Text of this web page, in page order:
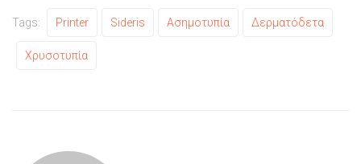
Tags: Printer Sideris Ασημοτυπία Δερματόδετα
Χρυσοτυπία